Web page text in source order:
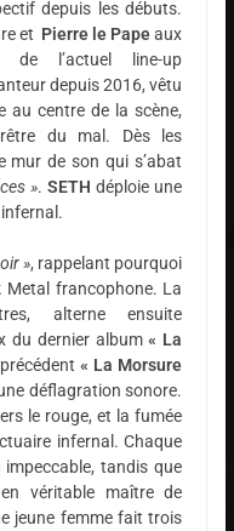
depuis les débuts.
et Pierre le Papeaux
l’actuel line-up
depuis 2016, vêtu
au centre de la scène,
du mal. Dès les
mur de son qui s’abat
».SETH déploie une
», rappelant pourquoi
francophone. La
alterne ensuite
du dernier album« La
« La Morsure
déflagration sonore.
le rouge, et la fumée
infernal. Chaque
tandis que
véritable maître de
jeune femme fait trois